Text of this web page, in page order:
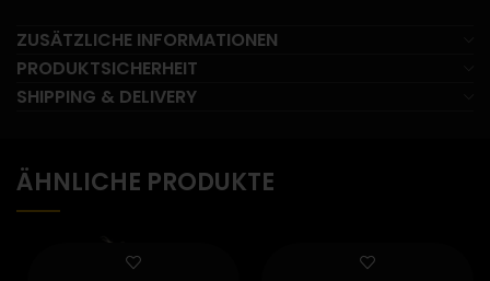
ZUSÄTZLICHE INFORMATIONEN
PRODUKTSICHERHEIT
SHIPPING & DELIVERY
ÄHNLICHE PRODUKTE